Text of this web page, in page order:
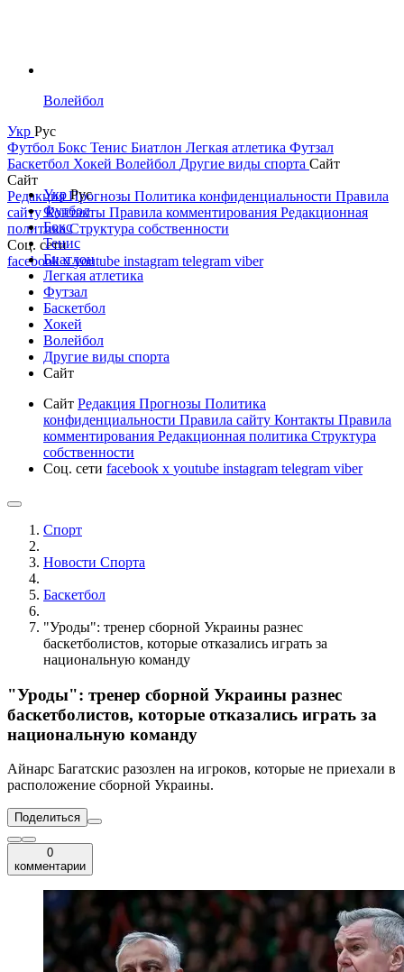
Волейбол
Укр Рус
Футбол Бокс Тенис Биатлон Легкая атлетика Футзал
Баскетбол Хокей Волейбол Другие виды спорта Сайт
Сайт
РедакцияПрогнозы Политика конфиденциальности Правила
сайтуКонтакты Правила комментирования Редакционная
политикаСтруктура собственности
Соц. сети
facebookxyoutube instagram telegram viber
УкрРус
Футбол
Бокс
Тенис
Биатлон
Легкая атлетика
Футзал
Баскетбол
Хокей
Волейбол
Другие виды спорта
Сайт
Сайт Редакция Прогнозы Политика
конфиденциальности Правила сайту Контакты Правила
комментирования Редакционная политика Структура
собственности
Соц. сети facebook x youtube instagram telegram viber
Спорт
Новости Cпорта
Баскетбол
"Уроды": тренер сборной Украины разнес
баскетболистов, которые отказались играть за
национальную команду
"Уроды": тренер сборной Украины разнес
баскетболистов, которые отказались играть за
национальную команду
Айнарс Багатскис разозлен на игроков, которые не приехали в
расположение сборной Украины.
Поделиться
0
комментарии